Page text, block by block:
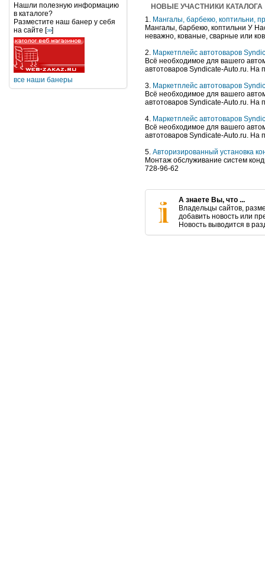
Нашли полезную информацию
в каталоге?
Разместите наш банер у себя
на сайте [>>]
все наши банеры
НОВЫЕ УЧАСТНИКИ КАТАЛОГА
1. Мангалы, барбекю, коптильни,
Мангалы, барбекю, коптильни У
неважно, кованые, сварные или
2. Маркетплейс автотоваров
Всё необходимое для вашего
автотоваров Syndicate-Auto.ru. На
3. Маркетплейс автотоваров
Всё необходимое для вашего
автотоваров Syndicate-Auto.ru. На
4. Маркетплейс автотоваров
Всё необходимое для вашего
автотоваров Syndicate-Auto.ru. На
5. Авторизированный установка
Монтаж обслуживание систем
728-96-62
А знаете Вы, что ...
Владельцы сайтов,
добавить новость или
Новость выводится в